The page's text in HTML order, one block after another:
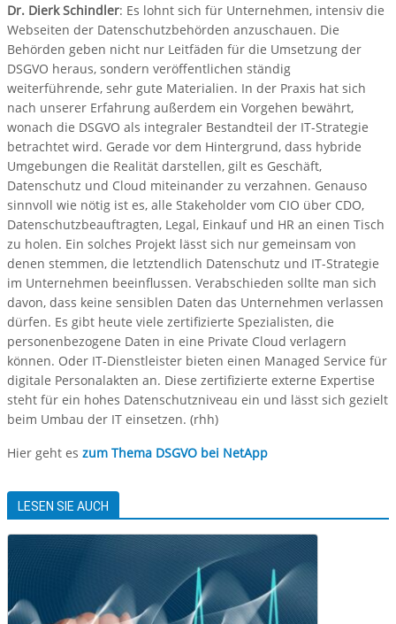
Dr. Dierk Schindler: Es lohnt sich für Unternehmen, intensiv die
Webseiten der Datenschutzbehörden anzuschauen. Die
Behörden geben nicht nur Leitfäden für die Umsetzung der
DSGVO heraus, sondern veröffentlichen ständig
weiterführende, sehr gute Materialien. In der Praxis hat sich
nach unserer Erfahrung außerdem ein Vorgehen bewährt,
wonach die DSGVO als integraler Bestandteil der IT-Strategie
betrachtet wird. Gerade vor dem Hintergrund, dass hybride
Umgebungen die Realität darstellen, gilt es Geschäft,
Datenschutz und Cloud miteinander zu verzahnen. Genauso
sinnvoll wie nötig ist es, alle Stakeholder vom CIO über CDO,
Datenschutzbeauftragten, Legal, Einkauf und HR an einen Tisch
zu holen. Ein solches Projekt lässt sich nur gemeinsam von
denen stemmen, die letztendlich Datenschutz und IT-Strategie
im Unternehmen beeinflussen. Verabschieden sollte man sich
davon, dass keine sensiblen Daten das Unternehmen verlassen
dürfen. Es gibt heute viele zertifizierte Spezialisten, die
personenbezogene Daten in eine Private Cloud verlagern
können. Oder IT-Dienstleister bieten einen Managed Service für
digitale Personalakten an. Diese zertifizierte externe Expertise
steht für ein hohes Datenschutzniveau ein und lässt sich gezielt
beim Umbau der IT einsetzen. (rhh)
Hier geht es zum Thema DSGVO bei NetApp
LESEN SIE AUCH